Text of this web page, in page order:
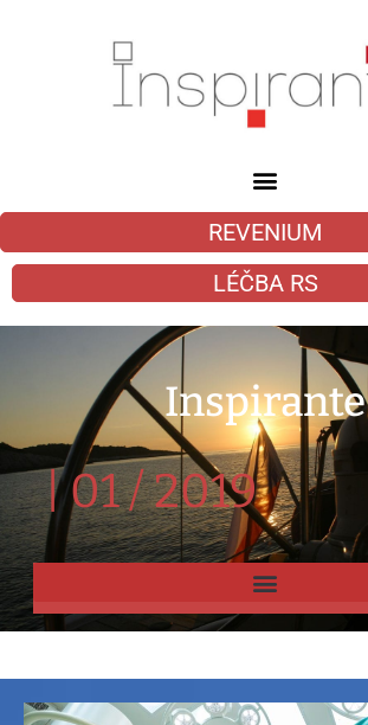
REVENIUM
LÉČBA RS
Inspirante
|01 / 2019